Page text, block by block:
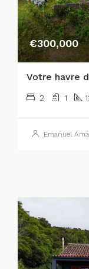
€300,000
2 1
Emanuel